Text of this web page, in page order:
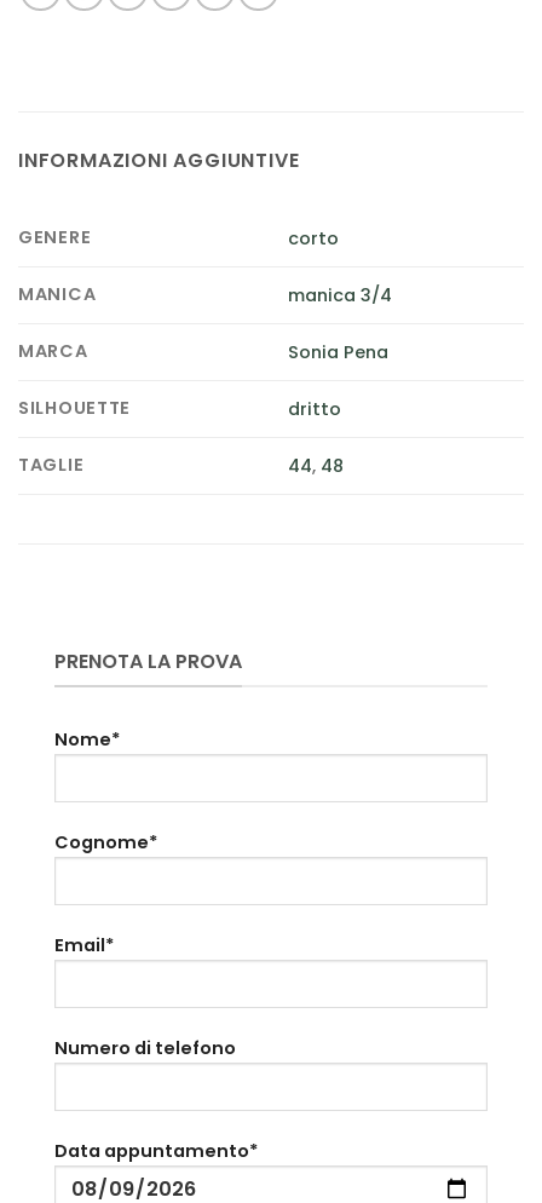
INFORMAZIONI AGGIUNTIVE
GENERE corto
MANICA manica 3/4
MARCA Sonia Pena
SILHOUETTE dritto
TAGLIE 44, 48
PRENOTA LA PROVA
Nome*
Cognome*
Email*
Numero di telefono
Data appuntamento*